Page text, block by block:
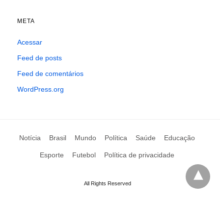
META
Acessar
Feed de posts
Feed de comentários
WordPress.org
Notícia Brasil Mundo Política Saúde Educação
Esporte Futebol Política de privacidade
All Rights Reserved